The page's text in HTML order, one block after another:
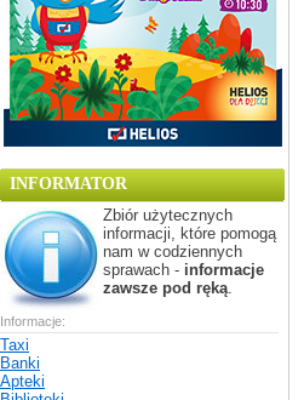
INFORMATOR
Zbiór użytecznych
informacji, które pomogą
nam w codziennych
sprawach - informacje
zawsze pod ręką.
Informacje:
Taxi
Banki
Apteki